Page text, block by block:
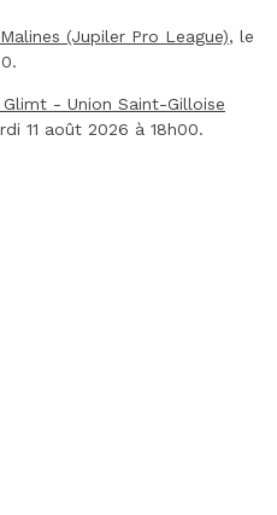
(Jupiler Pro League), le
- Union Saint-Gilloise
11 août 2026 à 18h00.